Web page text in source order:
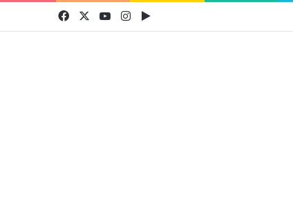
FacebookYouTubeInstagramGoogle Play